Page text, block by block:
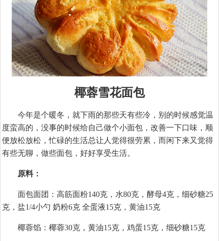
椰蓉雪花面包
今年是个暖冬，就下雨的那些天有些冷，别的时候感觉温
度蛮高的，没事的时候给自己做个小面包，改善一下口味，顺
便放松放松，忙碌的生活总让人觉得很劳累，而闲下来又觉得
有些无聊，做些面包，好好享受生活。
原料：
面包面团：高筋面粉140克，水80克，酵母4克，细砂糖25
克，盐1/4小勺 奶粉6克 全蛋液15克，黄油15克
椰蓉馅：椰蓉30克，黄油15克，鸡蛋15克，细砂糖15克